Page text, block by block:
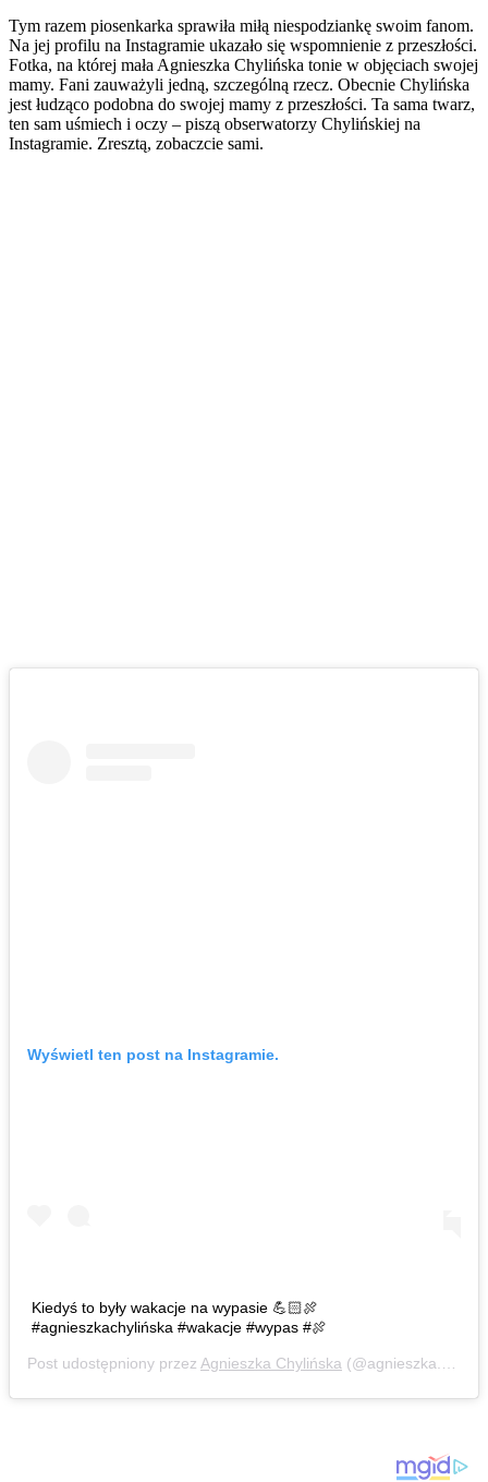
Tym razem piosenkarka sprawiła miłą niespodziankę swoim fanom.
Na jej profilu na Instagramie ukazało się wspomnienie z przeszłości.
Fotka, na której mała Agnieszka Chylińska tonie w objęciach swojej
mamy. Fani zauważyli jedną, szczególną rzecz. Obecnie Chylińska
jest łudząco podobna do swojej mamy z przeszłości. Ta sama twarz,
ten sam uśmiech i oczy – piszą obserwatorzy Chylińskiej na
Instagramie. Zresztą, zobaczcie sami.
Wyświetl ten post na Instagramie.
Kiedyś to były wakacje na wypasie 💪🏻🍖
#agnieszkachylińska #wakacje #wypas #🍖
Post udostępniony przez Agnieszka Chylińska (@agnieszka.chylinska)